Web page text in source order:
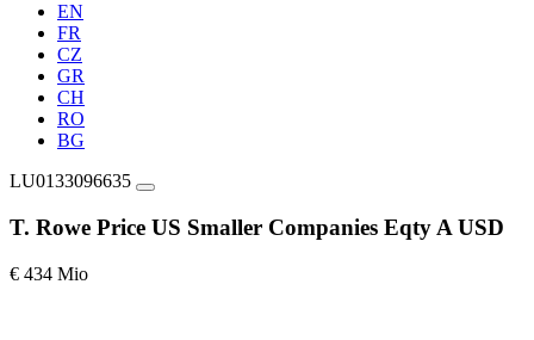
EN
FR
CZ
GR
CH
RO
BG
LU0133096635
T. Rowe Price US Smaller Companies Eqty A USD
€ 434 Mio